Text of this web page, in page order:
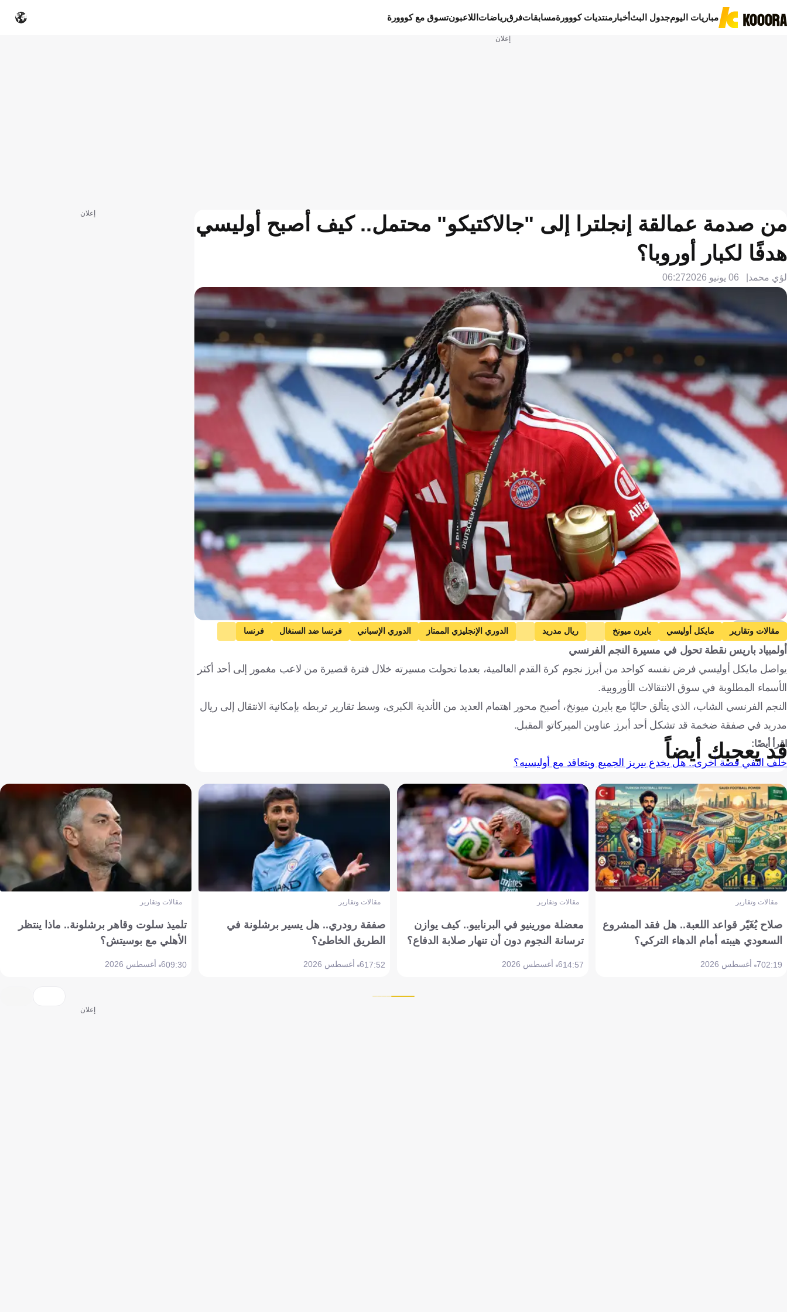
مباريات اليومجدول البثأخبار منتديات كووورةمسابقاتفرقرياضات اللاعبونتسوق مع كووورة
إعلان
من صدمة عمالقة إنجلترا إلى "جالاكتيكو" محتمل.. كيف أصبح أوليسي
هدفًا لكبار أوروبا؟
لؤي محمد 06 يونيو 2026 06:27
Getty Images
مقالات وتقارير مايكل أوليسي بايرن ميونخ ريال مدريد الدوري الإنجليزي الممتاز الدوري الإسباني فرنسا ضد السنغال
فرنسا
السنغال
كأس العالم فرنسا ألمانيا إسبانيا
أولمبياد باريس نقطة تحول في مسيرة النجم الفرنسي
يواصل مايكل أوليسي فرض نفسه كواحد من أبرز نجوم كرة القدم العالمية، بعدما تحولت مسيرته خلال فترة قصيرة من لاعب مغمور إلى أحد أكثر
الأسماء المطلوبة في سوق الانتقالات الأوروبية.
النجم الفرنسي الشاب، الذي يتألق حاليًا مع بايرن ميونخ، أصبح محور اهتمام العديد من الأندية الكبرى، وسط تقارير تربطه بإمكانية الانتقال إلى ريال
مدريد في صفقة ضخمة قد تشكل أحد أبرز عناوين الميركاتو المقبل.
اقرأ أيضًا:
خلف النفي قصة أخرى.. هل يخدع بيريز الجميع ويتعاقد مع أوليسيه؟
إعلان
قد يعجبك أيضاً
مقالات وتقارير
صلاح يُغَيّر قواعد اللعبة.. هل فقد المشروع
السعودي هيبته أمام الدهاء التركي؟
02:197 أغسطس 2026
مقالات وتقارير
معضلة مورينيو في البرنابيو.. كيف يوازن
ترسانة النجوم دون أن تنهار صلابة الدفاع؟
14:576 أغسطس 2026
مقالات وتقارير
صفقة رودري.. هل يسير برشلونة في
الطريق الخاطئ؟
17:526 أغسطس 2026
مقالات وتقارير
تلميذ سلوت وقاهر برشلونة.. ماذا ينتظر
الأهلي مع بوسيتش؟
09:306 أغسطس 2026
إعلان